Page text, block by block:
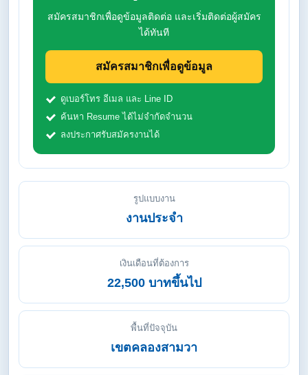
สมัครสมาชิกเพื่อดูข้อมูลติดต่อ และเริ่มติดต่อผู้สมัคร
ได้ทันที
สมัครสมาชิกเพื่อดูข้อมูล
ดูเบอร์โทร อีเมล และ Line ID
ค้นหา Resume ได้ไม่จำกัดจำนวน
ลงประกาศรับสมัครงานได้
รูปแบบงาน
งานประจำ
เงินเดือนที่ต้องการ
22,500 บาทขึ้นไป
พื้นที่ปัจจุบัน
เขตคลองสามวา